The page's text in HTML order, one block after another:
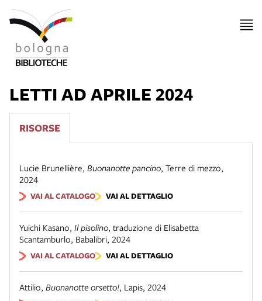
LETTI AD APRILE 2024
RISORSE
Lucie Brunellière, Buonanotte pancino, Terre di mezzo,
2024
VAI AL CATALOGO VAI AL DETTAGLIO
Yuichi Kasano, Il pisolino, traduzione di Elisabetta
Scantamburlo, Babalibri, 2024
VAI AL CATALOGO VAI AL DETTAGLIO
Attilio, Buonanotte orsetto!, Lapis, 2024